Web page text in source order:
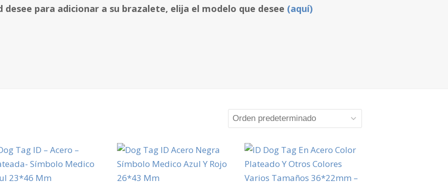
para adicionar a su brazalete, elija el modelo que desee (aquí)